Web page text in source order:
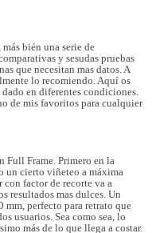
bién una serie de
y sesudas pruebas
que necesitan mas datos. A
lo recomiendo. Aquí os
dado en diferentes condiciones.
de mis favoritos para cualquier
Full Frame. Primero en la
un cierto viñeteo a máxima
con factor de recorte va a
resultados mas dulces. Un
mm, perfecto para retrato que
usuarios. Sea como sea, lo
más de lo que llega a costar.